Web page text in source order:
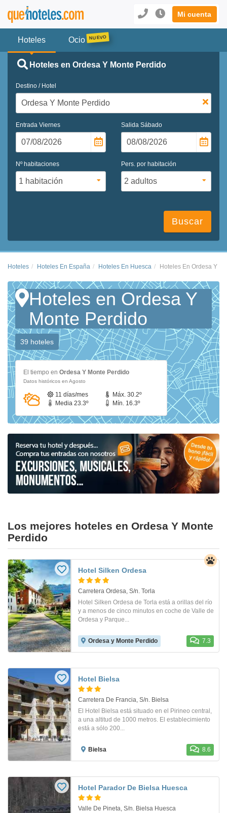
Mi cuenta
Hoteles Ocio
Hoteles en Ordesa Y Monte Perdido
Destino / Hotel
Entrada Viernes Salida Sábado
Nº habitaciones Pers. por habitación
Buscar
Hoteles Hoteles En España Hoteles En Huesca Hoteles En Ordesa Y
Hoteles en Ordesa Y
Monte Perdido
39 hoteles
El tiempo en Ordesa Y Monte Perdido
Datos históricos en Agosto
11 días/mes
Máx. 30.2º
Media 23.3º
Mín. 16.3º
Los mejores hoteles en Ordesa Y Monte
Perdido
Hotel Silken Ordesa
Carretera Ordesa, S/n. Torla
Hotel Silken Ordesa de Torla está a orillas del río
y a menos de cinco minutos en coche de Valle de
Ordesa y Parque...
Ordesa y Monte Perdido 7.3
Hotel Bielsa
Carretera De Francia, S/n. Bielsa
El Hotel Bielsa está situado en el Pirineo central,
a una altitud de 1000 metros. El establecimiento
está a sólo 200...
Bielsa 8.6
Hotel Parador De Bielsa Huesca
Valle De Pineta, S/n. Bielsa Huesca